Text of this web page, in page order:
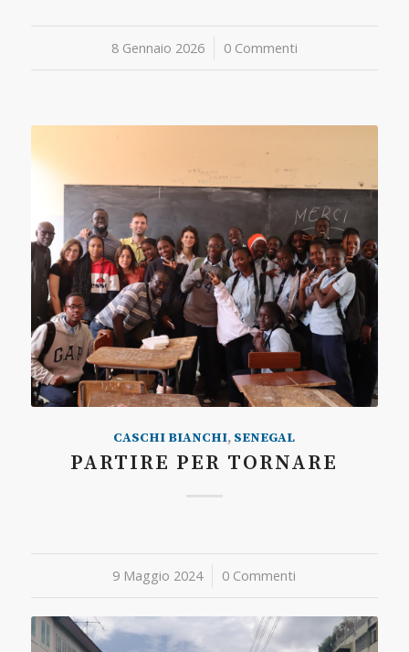
8 Gennaio 2026
/ 0 Commenti
CASCHI BIANCHI, SENEGAL
PARTIRE PER TORNARE
9 Maggio 2024
/ 0 Commenti